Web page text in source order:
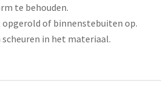
te behouden.
of binnenstebuiten op.
in het materiaal.